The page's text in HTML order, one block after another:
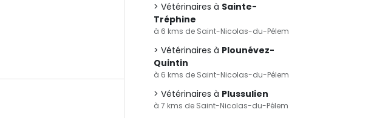
Vétérinaires à Sainte-
Tréphine
à 6 kms de Saint-Nicolas-du-Pélem
Vétérinaires à Plounévez-
Quintin
à 6 kms de Saint-Nicolas-du-Pélem
Vétérinaires à Plussulien
à 7 kms de Saint-Nicolas-du-Pélem